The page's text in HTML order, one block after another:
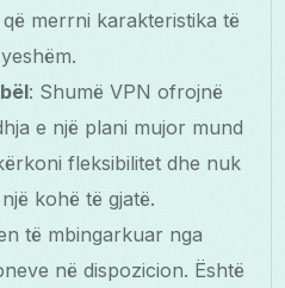
merrni karakteristika të
: Shumë VPN ofrojnë
e një plani mujor mund
fleksibilitet dhe nuk
kohë të gjatë.
të mbingarkuar nga
në dispozicion. Është